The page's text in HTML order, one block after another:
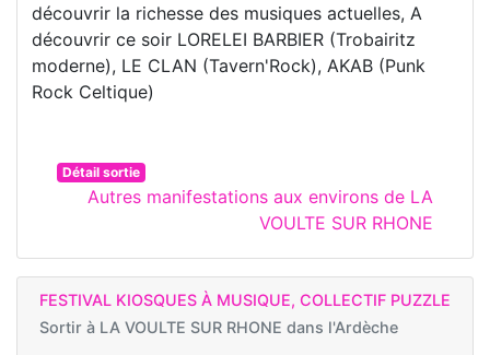
découvrir la richesse des musiques actuelles, A
découvrir ce soir LORELEI BARBIER (Trobairitz
moderne), LE CLAN (Tavern'Rock), AKAB (Punk
Rock Celtique)
Détail sortie
Autres manifestations aux environs de LA
VOULTE SUR RHONE
FESTIVAL KIOSQUES À MUSIQUE, COLLECTIF PUZZLE
Sortir à LA VOULTE SUR RHONE dans l'Ardèche